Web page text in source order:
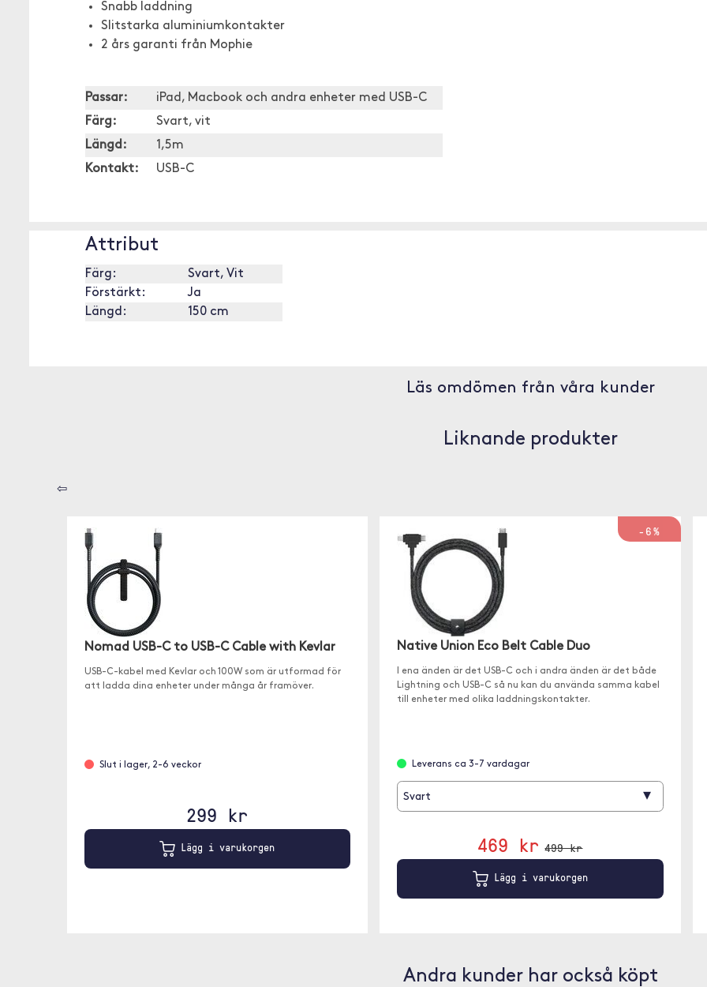
Snabb laddning
Slitstarka aluminiumkontakter
2 års garanti från Mophie
Passar:
iPad, Macbook och andra enheter med USB-C
Färg:
Svart, vit
Längd:
1,5m
Kontakt:
USB-C
Attribut
Färg:
Svart, Vit
Förstärkt:
Ja
Längd:
150 cm
Läs omdömen från våra kunder
Liknande produkter
⇦
Nomad USB-C to USB-C Cable with Kevlar
USB-C-kabel med Kevlar och 100W som är utformad för
att ladda dina enheter under många år framöver.
Slut i lager, 2-6 veckor
299 kr
Lägg i varukorgen
-6%
Native Union Eco Belt Cable Duo
I ena änden är det USB-C och i andra änden är det både
Lightning och USB-C så nu kan du använda samma kabel
till enheter med olika laddningskontakter.
Leverans ca 3-7 vardagar
Svart ▾
469 kr 499 kr
Lägg i varukorgen
Andra kunder har också köpt